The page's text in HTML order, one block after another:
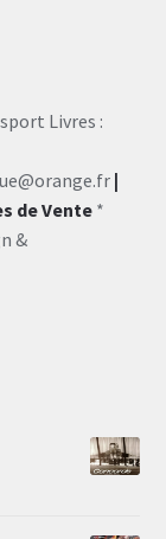
Livres :
|
de Vente*
&